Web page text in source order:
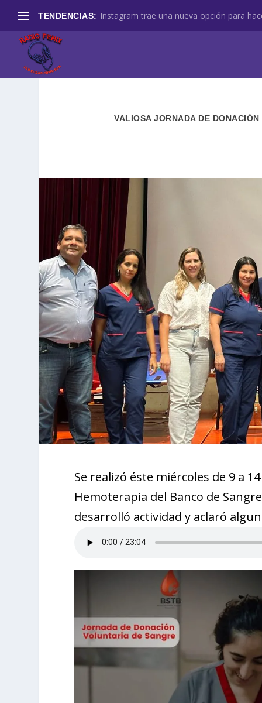
TENDENCIAS: Instagram trae una nueva opción para
VALIOSA JORNADA DE
Se realizó éste miércoles de 9 a
Hemoterapia del Banco de
desarrolló actividad y aclaró